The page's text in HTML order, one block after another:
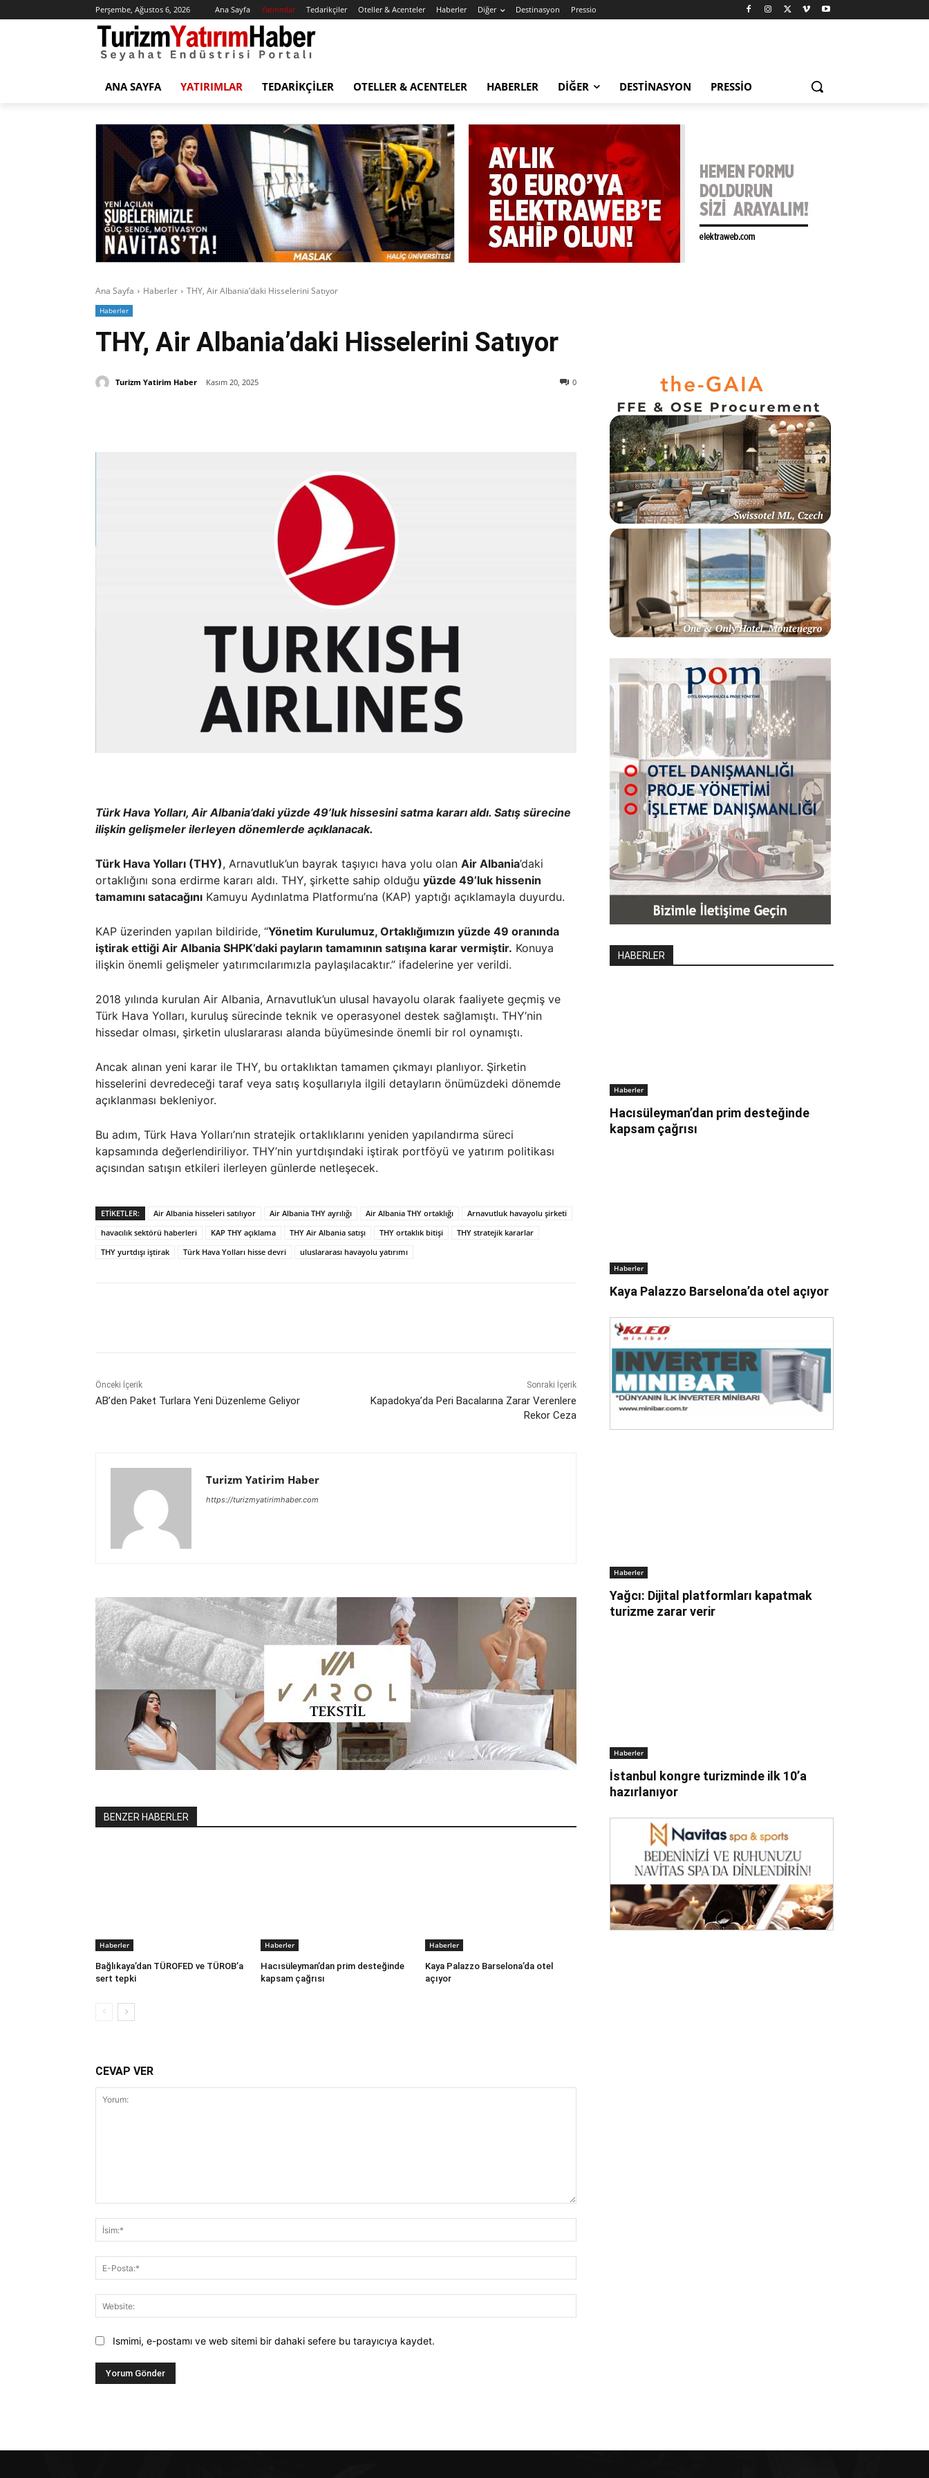
Perşembe, Ağustos 6, 2026 Ana Sayfa Yatırımlar Tedarikçiler Oteller & Acenteler Haberler Diğer Destinasyon Pressio
ANA SAYFA YATIRIMLAR TEDARIKÇILER OTELLER & ACENTELER HABERLER DIĞER DESTINASYON PRESSIO
Ana Sayfa Haberler THY, Air Albania’daki Hisselerini Satıyor
Haberler
THY, Air Albania’daki Hisselerini Satıyor
0
Turizm Yatirim Haber Kasım 20, 2025
Türk Hava Yolları, Air Albania’daki yüzde 49’luk hissesini satma kararı aldı. Satış sürecine
ilişkin gelişmeler ilerleyen dönemlerde açıklanacak.
Türk Hava Yolları (THY), Arnavutluk’un bayrak taşıyıcı hava yolu olan Air Albania’daki
ortaklığını sona erdirme kararı aldı. THY, şirkette sahip olduğu yüzde 49’luk hissenin
tamamını satacağını Kamuyu Aydınlatma Platformu’na (KAP) yaptığı açıklamayla duyurdu.
KAP üzerinden yapılan bildiride, “Yönetim Kurulumuz, Ortaklığımızın yüzde 49 oranında
iştirak ettiği Air Albania SHPK’daki payların tamamının satışına karar vermiştir. Konuya
ilişkin önemli gelişmeler yatırımcılarımızla paylaşılacaktır.” ifadelerine yer verildi.
2018 yılında kurulan Air Albania, Arnavutluk’un ulusal havayolu olarak faaliyete geçmiş ve
Türk Hava Yolları, kuruluş sürecinde teknik ve operasyonel destek sağlamıştı. THY’nin
hissedar olması, şirketin uluslararası alanda büyümesinde önemli bir rol oynamıştı.
Ancak alınan yeni karar ile THY, bu ortaklıktan tamamen çıkmayı planlıyor. Şirketin
hisselerini devredeceği taraf veya satış koşullarıyla ilgili detayların önümüzdeki dönemde
açıklanması bekleniyor.
Bu adım, Türk Hava Yolları’nın stratejik ortaklıklarını yeniden yapılandırma süreci
kapsamında değerlendiriliyor. THY’nin yurtdışındaki iştirak portföyü ve yatırım politikası
açısından satışın etkileri ilerleyen günlerde netleşecek.
ETIKETLER: Air Albania hisseleri satılıyor Air Albania THY ayrılığı Air Albania THY ortaklığı
Arnavutluk havayolu şirketi
havacılık sektörü haberleri
KAP THY açıklama THY Air Albania satışı THY ortaklık bitişi
THY stratejik kararlar
THY yurtdışı iştirak
Türk Hava Yolları hisse devri uluslararası havayolu yatırımı
Önceki İçerik
AB’den Paket Turlara Yeni Düzenleme Geliyor
Sonraki İçerik
Kapadokya’da Peri Bacalarına Zarar Verenlere
Rekor Ceza
Turizm Yatirim Haber
https://turizmyatirimhaber.com
BENZER HABERLER
Haberler
Bağlıkaya’dan TÜROFED ve TÜROB’a
sert tepki
Haberler
Hacısüleyman’dan prim desteğinde
kapsam çağrısı
Haberler
Kaya Palazzo Barselona’da otel
açıyor
CEVAP VER
Posta:*
Ismimi, e-postamı ve web sitemi bir dahaki sefere bu tarayıcıya kaydet.
HABERLER
Haberler
Hacısüleyman’dan prim desteğinde
kapsam çağrısı
Haberler
Kaya Palazzo Barselona’da otel açıyor
Haberler
Yağcı: Dijital platformları kapatmak
turizme zarar verir
Haberler
İstanbul kongre turizminde ilk 10’a
hazırlanıyor